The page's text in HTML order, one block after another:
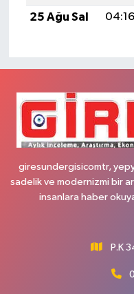
25 Ağu Sal
04:16
giresundergisicomtr,
sadelik ve modernizmi bir
insanlara haber
P.K